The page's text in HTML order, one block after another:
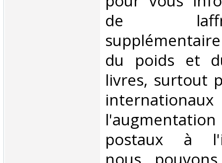
de
du poids et
livres, surtout
internationaux
postaux à